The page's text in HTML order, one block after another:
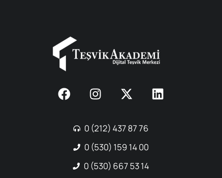
0 (212) 437 87 76
0 (530) 159 14 00
0 (530) 667 53 14